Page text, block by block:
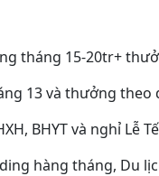
tháng 15-20tr+
13 và thưởng theo
BHYT và nghỉ Lễ
hàng tháng, Du